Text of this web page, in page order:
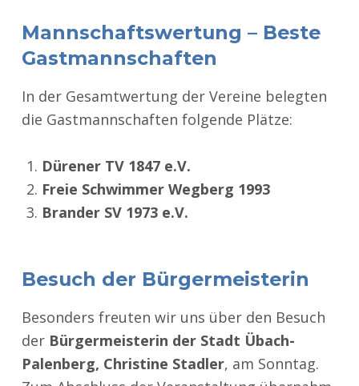
Mannschaftswertung – Beste
Gastmannschaften
In der Gesamtwertung der Vereine belegten
die Gastmannschaften folgende Plätze:
Dürener TV 1847 e.V.
Freie Schwimmer Wegberg 1993
Brander SV 1973 e.V.
Besuch der Bürgermeisterin
Besonders freuten wir uns über den Besuch
der Bürgermeisterin der Stadt Übach-
Palenberg, Christine Stadler, am Sonntag.